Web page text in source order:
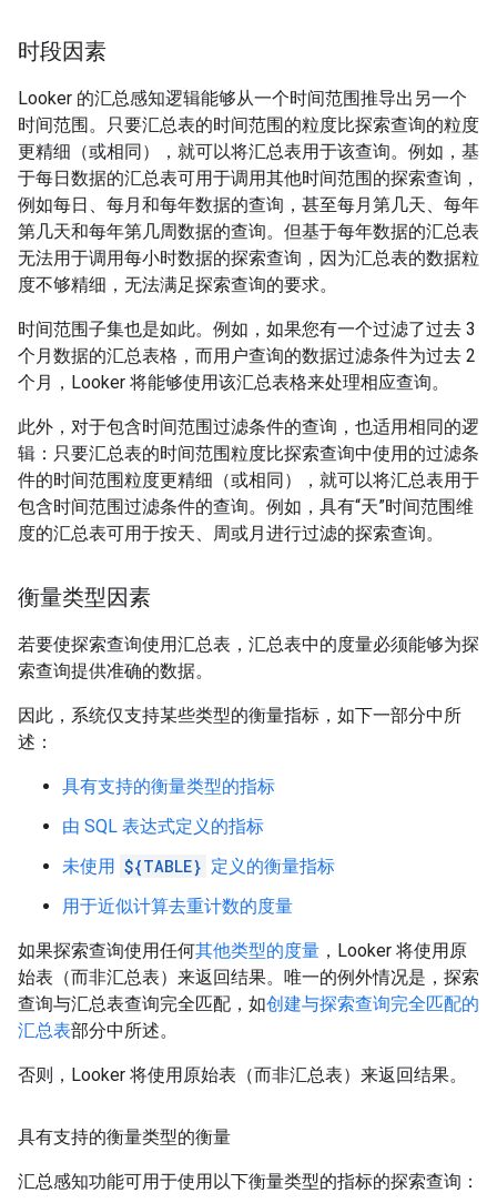
时段因素
Looker 的汇总感知逻辑能够从一个时间范围推导出另一个
时间范围。只要汇总表的时间范围的粒度比探索查询的粒度
更精细（或相同），就可以将汇总表用于该查询。例如，基
于每日数据的汇总表可用于调用其他时间范围的探索查询，
例如每日、每月和每年数据的查询，甚至每月第几天、每年
第几天和每年第几周数据的查询。但基于每年数据的汇总表
无法用于调用每小时数据的探索查询，因为汇总表的数据粒
度不够精细，无法满足探索查询的要求。
时间范围子集也是如此。例如，如果您有一个过滤了过去 3
个月数据的汇总表格，而用户查询的数据过滤条件为过去 2
个月，Looker 将能够使用该汇总表格来处理相应查询。
此外，对于包含时间范围过滤条件的查询，也适用相同的逻
辑：只要汇总表的时间范围粒度比探索查询中使用的过滤条
件的时间范围粒度更精细（或相同），就可以将汇总表用于
包含时间范围过滤条件的查询。例如，具有“天”时间范围维
度的汇总表可用于按天、周或月进行过滤的探索查询。
衡量类型因素
若要使探索查询使用汇总表，汇总表中的度量必须能够为探
索查询提供准确的数据。
因此，系统仅支持某些类型的衡量指标，如下一部分中所
述：
具有支持的衡量类型的指标
由 SQL 表达式定义的指标
未使用 ${TABLE} 定义的衡量指标
用于近似计算去重计数的度量
如果探索查询使用任何其他类型的度量 ，Looker 将使用原
始表（而非汇总表）来返回结果。唯一的例外情况是，探索
查询与汇总表查询完全匹配，如创建与探索查询完全匹配的
汇总表部分中所述。
否则，Looker 将使用原始表（而非汇总表）来返回结果。
具有支持的衡量类型的衡量
汇总感知功能可用于使用以下衡量类型的指标的探索查询：